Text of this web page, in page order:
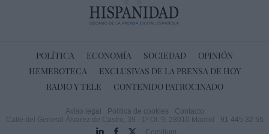
POLÍTICA ECONOMÍA SOCIEDAD
OPINIÓN
HEMEROTECA
EXCLUSIVAS DE LA PRENSA DE HOY
RADIO Y TELE
CONTENIDO PATROCINADO
Aviso legal Política de cookies
Contacto
Calle del General Álvarez de Castro, 39 - 1º Of. 9. 28010 Madrid
91 445 32 55
Comitium